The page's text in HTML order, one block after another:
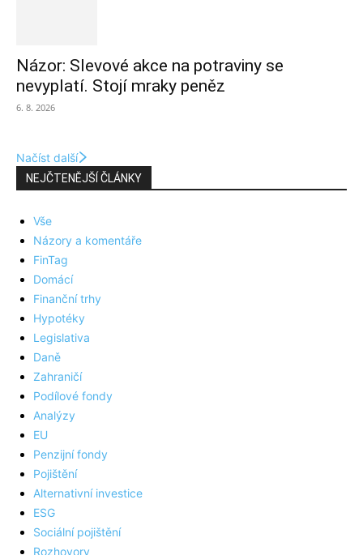
Názor: Slevové akce na potraviny se
nevyplatí. Stojí mraky peněz
6. 8. 2026
Načíst další
NEJČTENĚJŠÍ ČLÁNKY
Vše
Názory a komentáře
FinTag
Domácí
Finanční trhy
Hypotéky
Legislativa
Daně
Zahraničí
Podílové fondy
Analýzy
EU
Penzijní fondy
Pojištění
Alternativní investice
ESG
Sociální pojištění
Rozhovory